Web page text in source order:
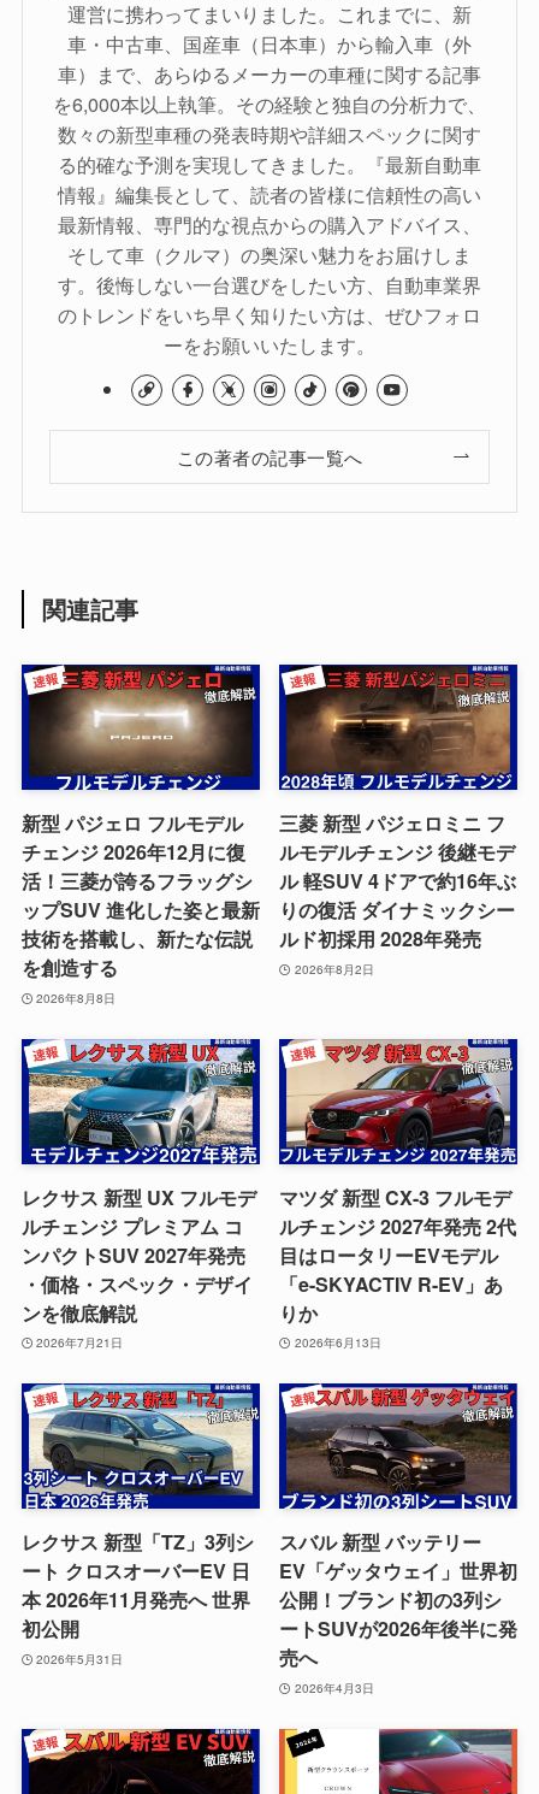
運営に携わってまいりました。これまでに、新
車・中古車、国産車（日本車）から輸入車（外
車）まで、あらゆるメーカーの車種に関する記事
を6,000本以上執筆。その経験と独自の分析力で、
数々の新型車種の発表時期や詳細スペックに関す
る的確な予測を実現してきました。『最新自動車
情報』編集長として、読者の皆様に信頼性の高い
最新情報、専門的な視点からの購入アドバイス、
そして車（クルマ）の奥深い魅力をお届けしま
す。後悔しない一台選びをしたい方、自動車業界
のトレンドをいち早く知りたい方は、ぜひフォロ
ーをお願いいたします。
この著者の記事一覧へ
関連記事
新型 パジェロ フルモデル
チェンジ 2026年12月に復
活！三菱が誇るフラッグシ
ップSUV 進化した姿と最新
技術を搭載し、新たな伝説
を創造する
2026年8月8日
三菱 新型 パジェロミニ フ
ルモデルチェンジ 後継モデ
ル 軽SUV 4ドアで約16年ぶ
りの復活 ダイナミックシー
ルド初採用 2028年発売
2026年8月2日
レクサス 新型 UX フルモデ
ルチェンジ プレミアム コ
ンパクトSUV 2027年発売
・価格・スペック・デザイ
ンを徹底解説
2026年7月21日
マツダ 新型 CX-3 フルモデ
ルチェンジ 2027年発売 2代
目はロータリーEVモデル
「e-SKYACTIV R-EV」あ
りか
2026年6月13日
レクサス 新型「TZ」3列シ
ート クロスオーバーEV 日
本 2026年11月発売へ 世界
初公開
2026年5月31日
スバル 新型 バッテリー
EV「ゲッタウェイ」世界初
公開！ブランド初の3列シ
ートSUVが2026年後半に発
売へ
2026年4月3日